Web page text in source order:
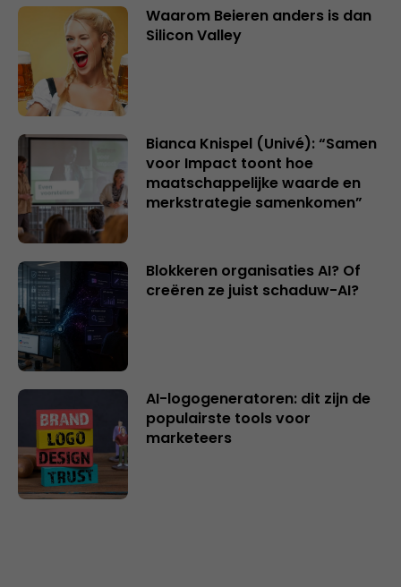
Waarom Beieren anders is dan
Silicon Valley
Bianca Knispel (Univé): “Samen
voor Impact toont hoe
maatschappelijke waarde en
merkstrategie samenkomen”
Blokkeren organisaties AI? Of
creëren ze juist schaduw-AI?
AI-logogeneratoren: dit zijn de
populairste tools voor
marketeers